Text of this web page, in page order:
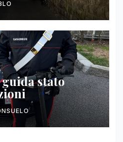
stato